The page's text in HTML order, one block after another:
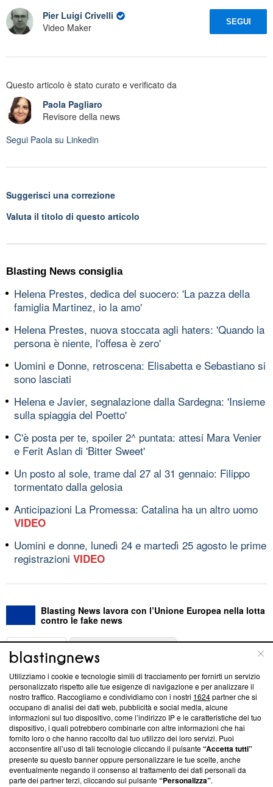
Pier Luigi Crivelli
Video Maker
SEGUI
Questo articolo è stato curato e verificato da
Paola Pagliaro
Revisore della news
Segui Paola su Linkedin
Suggerisci una correzione
Valuta il titolo di questo articolo
Blasting News consiglia
Helena Prestes, dedica del suocero: 'La pazza della
famiglia Martinez, io la amo'
Helena Prestes, nuova stoccata agli haters: 'Quando la
persona è niente, l'offesa è zero'
Uomini e Donne, retroscena: Elisabetta e Sebastiano si
sono lasciati
Helena e Javier, segnalazione dalla Sardegna: 'Insieme
sulla spiaggia del Poetto'
C'è posta per te, spoiler 2^ puntata: attesi Mara Venier
e Ferit Aslan di 'Bitter Sweet'
Un posto al sole, trame dal 27 al 31 gennaio: Filippo
tormentato dalla gelosia
Anticipazioni La Promessa: Catalina ha un altro uomo
VIDEO
Uomini e donne, lunedì 24 e martedì 25 agosto le prime
registrazioni VIDEO
Blasting News lavora con l’Unione Europea nella lotta
contro le fake news
ABOUT
Questa sezione offre informazioni trasparenti su Blasting
News, sui nostri processi editoriali e su come ci impegniamo a
creare news di qualità. Inoltre, afferma la nostra aderenza a
‘Trust Project - News with Integrity’Blasting News non è
ancora membro del programma, ma ha richiesto di farne
parte; Trust Project non ha ancora effettuato una verifica di
conformità agli standard.
Su di noi
Utilizziamo i cookie e tecnologie simili di tracciamento per fornirti un servizio
personalizzato rispetto alle tue esigenze di navigazione e per analizzare il
nostro traffico. Raccogliamo e condividiamo con i nostri 1624partner che si
occupano di analisi dei dati web, pubblicità e social media, alcune
informazioni sul tuo dispositivo, come l’indirizzo IP e le caratteristiche del tuo
dispositivo, i quali potrebbero combinarle con altre informazioni che hai
fornito loro o che hanno raccolto dal tuo utilizzo dei loro servizi. Puoi
acconsentire all’uso di tali tecnologie cliccando il pulsante“Accetta tutti”
presente su questo banner oppure personalizzare le tue scelte, anche
eventualmente negando il consenso al trattamento dei dati personali da
parte dei partner terzi, cliccando sul pulsante“Personalizza”.